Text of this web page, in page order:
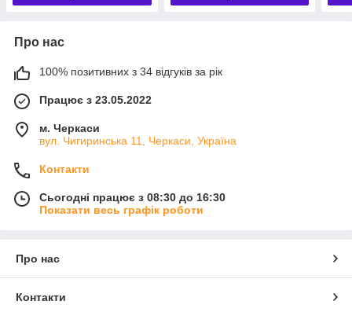
Про нас
100% позитивних з 34 відгуків за рік
Працює з 23.05.2022
м. Черкаси
вул. Чигиринська 11, Черкаси, Україна
Контакти
Сьогодні працює з 08:30 до 16:30
Показати весь графік роботи
Про нас
Контакти